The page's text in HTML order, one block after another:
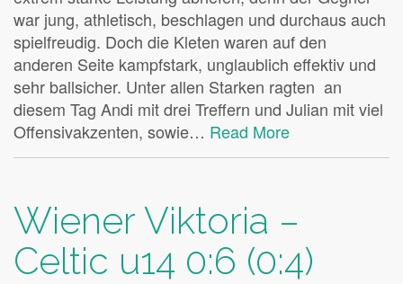
war jung, athletisch, beschlagen und durchaus auch
spielfreudig. Doch die Kleten waren auf den
anderen Seite kampfstark, unglaublich effektiv und
sehr ballsicher. Unter allen Starken ragten an
diesem Tag Andi mit drei Treffern und Julian mit viel
Offensivakzenten, sowie… Read More
Wiener Viktoria –
Celtic u14 0:6 (0:4)